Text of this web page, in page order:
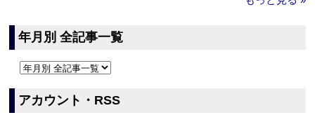
年月別 全記事一覧
アカウント・RSS